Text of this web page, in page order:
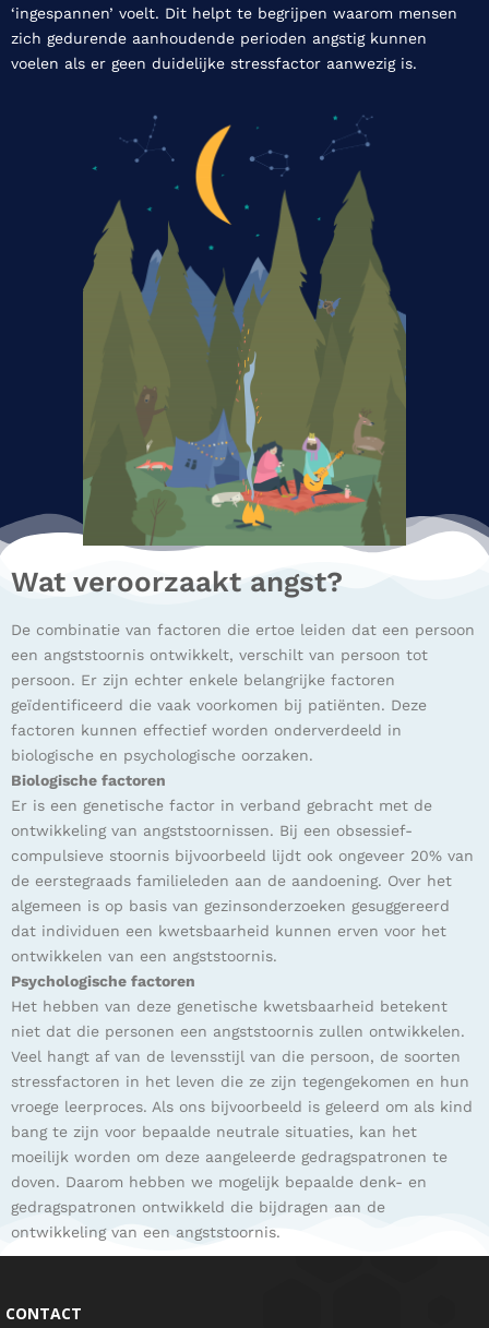
‘ingespannen’ voelt. Dit helpt te begrijpen waarom mensen
zich gedurende aanhoudende perioden angstig kunnen
voelen als er geen duidelijke stressfactor aanwezig is.
Wat veroorzaakt angst?
De combinatie van factoren die ertoe leiden dat een persoon
een angststoornis ontwikkelt, verschilt van persoon tot
persoon. Er zijn echter enkele belangrijke factoren
geïdentificeerd die vaak voorkomen bij patiënten. Deze
factoren kunnen effectief worden onderverdeeld in
biologische en psychologische oorzaken.
Biologische factoren
Er is een genetische factor in verband gebracht met de
ontwikkeling van angststoornissen. Bij een obsessief-
compulsieve stoornis bijvoorbeeld lijdt ook ongeveer 20% van
de eerstegraads familieleden aan de aandoening. Over het
algemeen is op basis van gezinsonderzoeken gesuggereerd
dat individuen een kwetsbaarheid kunnen erven voor het
ontwikkelen van een angststoornis.
Psychologische factoren
Het hebben van deze genetische kwetsbaarheid betekent
niet dat die personen een angststoornis zullen ontwikkelen.
Veel hangt af van de levensstijl van die persoon, de soorten
stressfactoren in het leven die ze zijn tegengekomen en hun
vroege leerproces. Als ons bijvoorbeeld is geleerd om als kind
bang te zijn voor bepaalde neutrale situaties, kan het
moeilijk worden om deze aangeleerde gedragspatronen te
doven. Daarom hebben we mogelijk bepaalde denk- en
gedragspatronen ontwikkeld die bijdragen aan de
ontwikkeling van een angststoornis.
CONTACT